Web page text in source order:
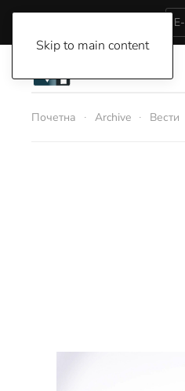
Skip to main content
Почетна Archive Вести